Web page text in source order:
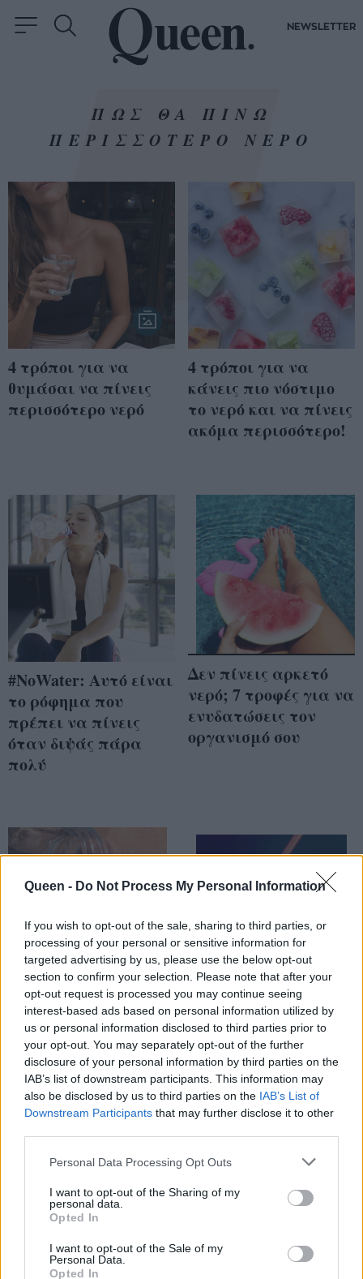
Queen - Do Not Process My Personal Information
If you wish to opt-out of the sale, sharing to third parties, or
processing of your personal or sensitive information for
targeted advertising by us, please use the below opt-out
section to confirm your selection. Please note that after your
opt-out request is processed you may continue seeing
interest-based ads based on personal information utilized by
us or personal information disclosed to third parties prior to
your opt-out. You may separately opt-out of the further
disclosure of your personal information by third parties on the
IAB’s list of downstream participants. This information may
also be disclosed by us to third parties on the IAB’s List of
Downstream Participants that may further disclose it to other
Personal Data Processing Opt Outs
I want to opt-out of the Sharing of my
personal data.
Opted In
I want to opt-out of the Sale of my
Personal Data.
Opted In
NEWSLETTER
ΠΩΣ ΘΑ ΠΙΝΩ
ΠΕΡΙΣΣΟΤΕΡΟ ΝΕΡΟ
4 τρόποι για να
θυμάσαι να πίνεις
περισσότερο νερό
4 τρόποι για να
κάνεις πιο νόστιμο
το νερό και να πίνεις
ακόμα περισσότερο!
#NoWater: Αυτό είναι
το ρόφημα που
πρέπει να πίνεις
όταν διψάς πάρα
πολύ
Δεν πίνεις αρκετό
νερό; 7 τροφές για να
ενυδατώσεις τον
οργανισμό σου
Πώς θα καταφέρεις
να πίνεις
περισσότερο νερό
μέσα στην ημέρα;
Ιδού πώς θα
καταφέρεις να
πίνεις περισσότερο
νερό μέσα στη μέρα!